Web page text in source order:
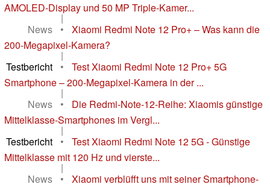
AMOLED-Display und 50 MP Triple-Kamer...
|
News
•
Xiaomi Redmi Note 12 Pro+ – Was kann die
200-Megapixel-Kamera?
|
Testbericht
•
Test Xiaomi Redmi Note 12 Pro+ 5G
Smartphone – 200-Megapixel-Kamera in der ...
|
News
•
Die Redmi-Note-12-Reihe: Xiaomis günstige
Mittelklasse-Smartphones im Vergl...
|
Testbericht
•
Test Xiaomi Redmi Note 12 5G - Günstige
Mittelklasse mit 120 Hz und vierste...
|
News
•
Xiaomi verblüfft uns mit seiner Smartphone-